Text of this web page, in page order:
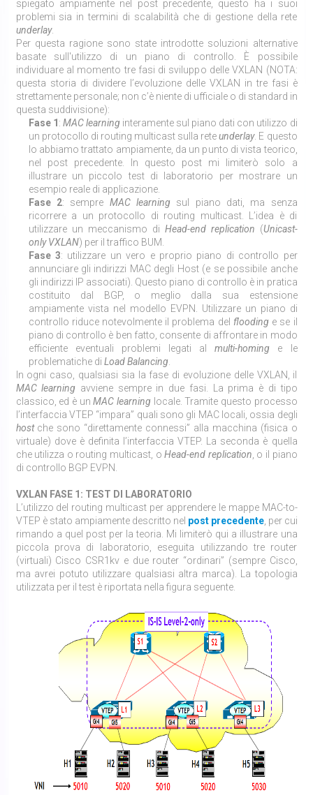
spiegato ampiamente nel post precedente, questo ha i suoi
problemi sia in termini di scalabilità che di gestione della rete
underlay.
Per questa ragione sono state introdotte soluzioni alternative
basate sull'utilizzo di un piano di controllo. È possibile
individuare al momento tre fasi di sviluppo delle VXLAN (NOTA:
questa storia di dividere l’evoluzione delle VXLAN in tre fasi è
strettamente personale; non c’è niente di ufficiale o di standard in
questa suddivisione):
Fase 1 : MAC learning interamente sul piano dati con utilizzo di
un protocollo di routing multicast sulla reteunderlay. E questo
lo abbiamo trattato ampiamente, da un punto di vista teorico,
nel post precedente. In questo post mi limiterò solo a
illustrare un piccolo test di laboratorio per mostrare un
esempio reale di applicazione.
Fase 2: sempre MAC learning sul piano dati, ma senza
ricorrere a un protocollo di routing multicast. L’idea è di
utilizzare un meccanismo di Head-end replication (Unicast-
only VXLAN) per il traffico BUM.
Fase 3: utilizzare un vero e proprio piano di controllo per
annunciare gli indirizzi MAC degli Host (e se possibile anche
gli indirizzi IP associati). Questo piano di controllo è in pratica
costituito dal BGP, o meglio dalla sua estensione
ampiamente vista nel modello EVPN. Utilizzare un piano di
controllo riduce notevolmente il problema del flooding e se il
piano di controllo è ben fatto, consente di affrontare in modo
efficiente eventuali problemi legati almulti-homing e le
problematiche di Load Balancing.
In ogni caso, qualsiasi sia la fase di evoluzione delle VXLAN, il
MAC learning avviene sempre in due fasi. La prima è di tipo
classico, ed è unMAC learning locale. Tramite questo processo
l’interfaccia VTEP “impara” quali sono gli MAC locali, ossia degli
hostche sono “direttamente connessi” alla macchina (fisica o
virtuale) dove è definita l’interfaccia VTEP. La seconda è quella
che utilizza o routing multicast, oHead-end replication, o il piano
di controllo BGP EVPN.
VXLAN FASE 1: TEST DI LABORATORIO
L’utilizzo del routing multicast per apprendere le mappe MAC-to-
VTEP è stato ampiamente descritto nel post precedente, per cui
rimando a quel post per la teoria. Mi limiterò qui a illustrare una
piccola prova di laboratorio, eseguita utilizzando tre router
(virtuali) Cisco CSR1kv e due router “ordinari” (sempre Cisco,
ma avrei potuto utilizzare qualsiasi altra marca). La topologia
utilizzata per il test è riportata nella figura seguente.